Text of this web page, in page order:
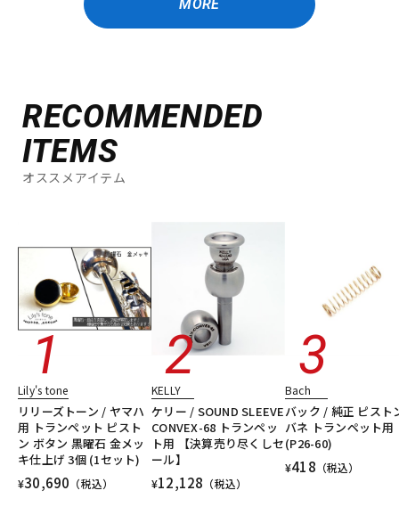
MORE
RECOMMENDED
ITEMS
オススメアイテム
Lily's tone
リリーズトーン / ヤマハ
用 トランペット ピスト
ン ボタン 黒曜石 金メッ
キ仕上げ 3個 (1セット)
¥30,690 （税込）
KELLY
ケリー / SOUND SLEEVE
CONVEX-68 トランペッ
ト用 【決算売り尽くしセ
ール】
¥12,128 （税込）
Bach
バック / 純正 ピスト
バネ トランペット用
(P26-60)
¥418 （税込）